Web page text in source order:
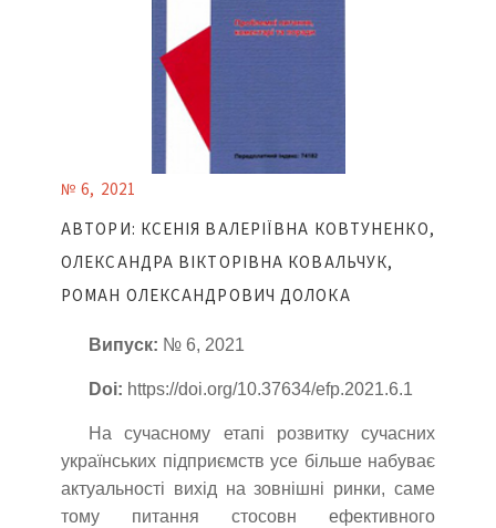
№ 6, 2021
АВТОРИ: КСЕНІЯ ВАЛЕРІЇВНА КОВТУНЕНКО,
ОЛЕКСАНДРА ВІКТОРІВНА КОВАЛЬЧУК,
РОМАН ОЛЕКСАНДРОВИЧ ДОЛОКА
Випуск: № 6, 2021
Doi: https://doi.org/10.37634/efp.2021.6.1
На сучасному етапі розвитку сучасних
українських підприємств усе більше набуває
актуальності вихід на зовнішні ринки, саме
тому питання стосовн ефективного